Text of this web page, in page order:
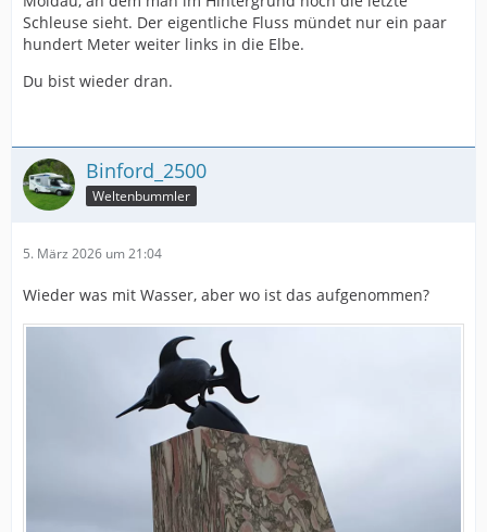
Schleuse sieht. Der eigentliche Fluss mündet nur ein paar
hundert Meter weiter links in die Elbe.
Du bist wieder dran.
Binford_2500
Weltenbummler
5. März 2026 um 21:04
Wieder was mit Wasser, aber wo ist das aufgenommen?